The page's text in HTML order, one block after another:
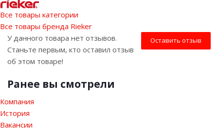
Все товары категории
Все товары бренда Rieker
Оставить отзыв
У данного товара нет отзывов.
Станьте первым, кто оставил отзыв
об этом товаре!
Ранее вы смотрели
Компания
История
Вакансии